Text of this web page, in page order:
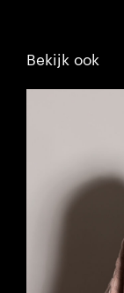
Bekijk ook